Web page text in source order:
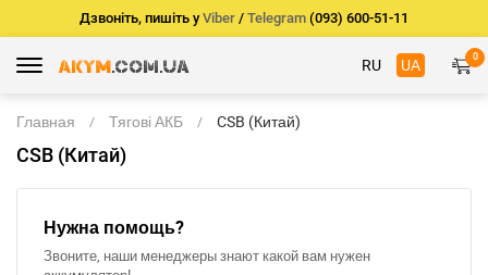
Дзвоніть, пишіть у Viber / Telegram (093) 600-51-11
RU UA 0
Главная Тягові АКБ CSB (Китай)
CSB (Китай)
Нужна помощь?
Звоните, наши менеджеры знают какой вам нужен